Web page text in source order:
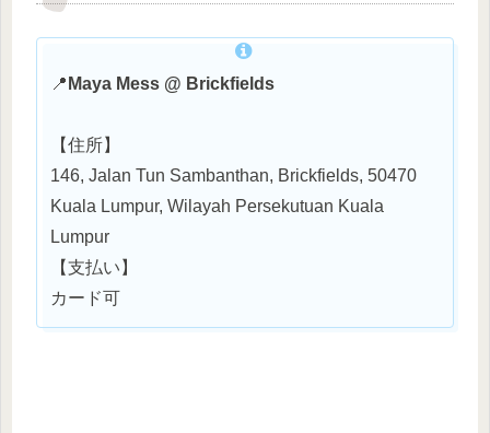
📍 Maya Mess @ Brickfields
【住所】
146, Jalan Tun Sambanthan, Brickfields, 50470
Kuala Lumpur, Wilayah Persekutuan Kuala
Lumpur
【支払い】
カード可